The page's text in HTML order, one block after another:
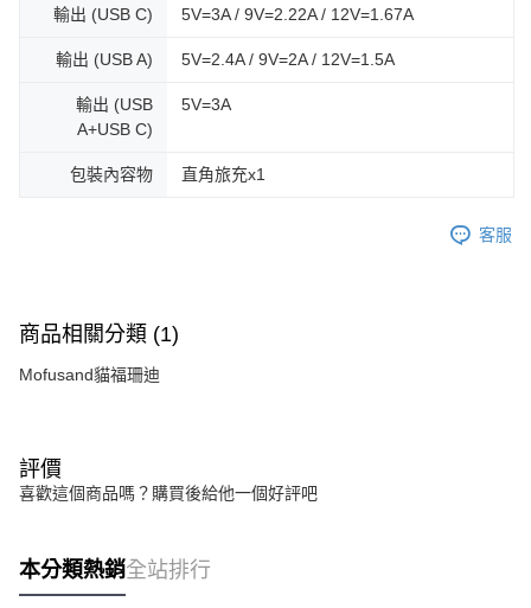
輸出 (USB C) 5V=3A / 9V=2.22A / 12V=1.67A
輸出 (USB A) 5V=2.4A / 9V=2A / 12V=1.5A
輸出 (USB
A+USB C)
5V=3A
包裝內容物 直角旅充x1
客服
商品相關分類 (1)
Mofusand貓福珊迪
評價
喜歡這個商品嗎？購買後給他一個好評吧
本分類熱銷全站排行